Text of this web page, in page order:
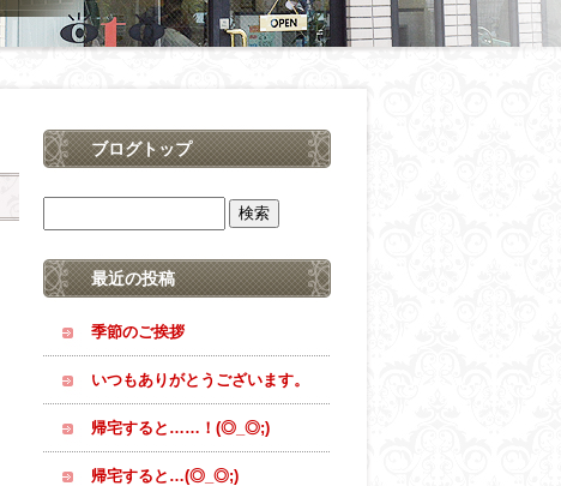
ブログトップ
最近の投稿
季節のご挨拶
いつもありがとうございます。
帰宅すると……！(◎_◎;)
帰宅すると…(◎_◎;)